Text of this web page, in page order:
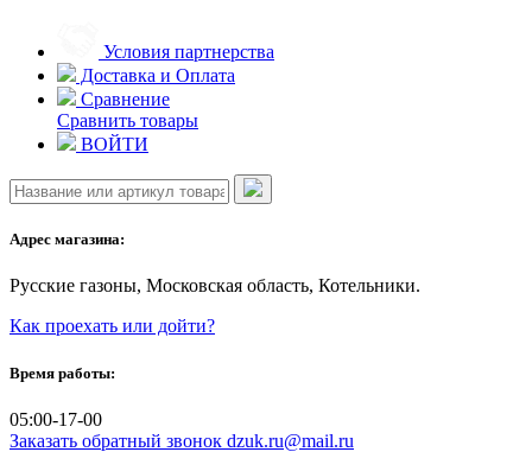
content
Условия партнерства
Доставка и Оплата
Сравнение
Сравнить товары
ВОЙТИ
Адрес магазина:
Русские газоны, Московская область, Котельники.
Как проехать или дойти?
Время работы:
05:00-17-00
Заказать обратный звонок dzuk.ru@mail.ru